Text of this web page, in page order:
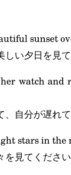
sunset
しい夕日を見
watch and
、自分が遅れ
stars in the
を見てくださ